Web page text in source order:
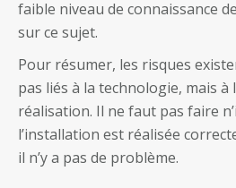
faible niveau de connaissance
sur ce sujet.
Pour résumer, les risques
pas liés à la technologie, mais à
réalisation. Il ne faut pas faire
l’installation est réalisée
il n’y a pas de problème.